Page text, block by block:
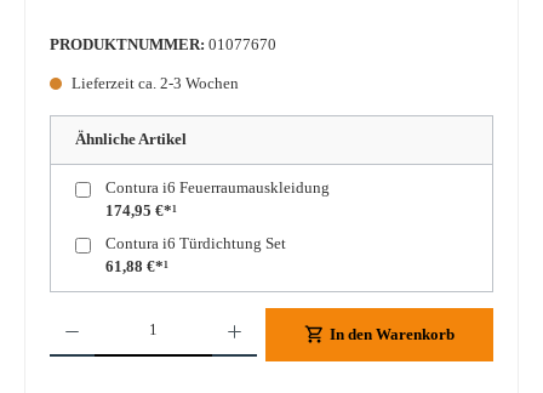
PRODUKTNUMMER: 01077670
Lieferzeit ca. 2-3 Wochen
Ähnliche Artikel
Contura i6 Feuerraumauskleidung
174,95 €*¹
Contura i6 Türdichtung Set
61,88 €*¹
In den Warenkorb